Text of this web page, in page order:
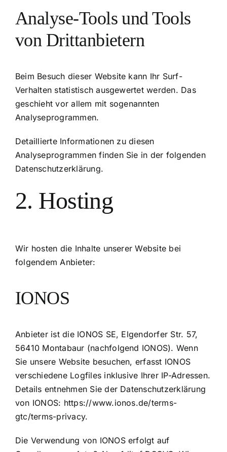
Analyse-Tools und Tools
von Dritt­anbietern
Beim Besuch dieser Website kann Ihr Surf-
Verhalten statistisch ausgewertet werden. Das
geschieht vor allem mit sogenannten
Analyseprogrammen.
Detaillierte Informationen zu diesen
Analyseprogrammen finden Sie in der folgenden
Datenschutzerklärung.
2. Hosting
Wir hosten die Inhalte unserer Website bei
folgendem Anbieter:
IONOS
Anbieter ist die IONOS SE, Elgendorfer Str. 57,
56410 Montabaur (nachfolgend IONOS). Wenn
Sie unsere Website besuchen, erfasst IONOS
verschiedene Logfiles inklusive Ihrer IP-Adressen.
Details entnehmen Sie der Datenschutzerklärung
von IONOS: https://www.ionos.de/terms-
gtc/terms-privacy.
Die Verwendung von IONOS erfolgt auf